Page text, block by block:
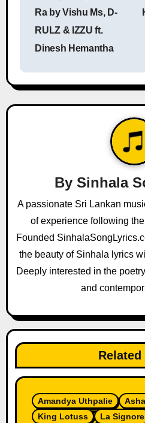
n
a
a
i
o
Ra by Vishu Ms, D-
RULZ & IZZU ft.
Dinesh Hemantha
By Sinhala
A passionate Sri Lankan
of experience following
Founded
the beauty of Sinhala lyrics
Deeply interested in the
and
Related
Amandya Uthpalie
King Lotuss
La Signore